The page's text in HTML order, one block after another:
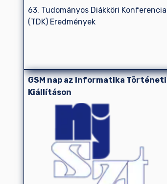
63. Tudományos Diákköri Konferencia
(TDK) Eredmények
GSM nap az Informatika Történeti
Kiállításon